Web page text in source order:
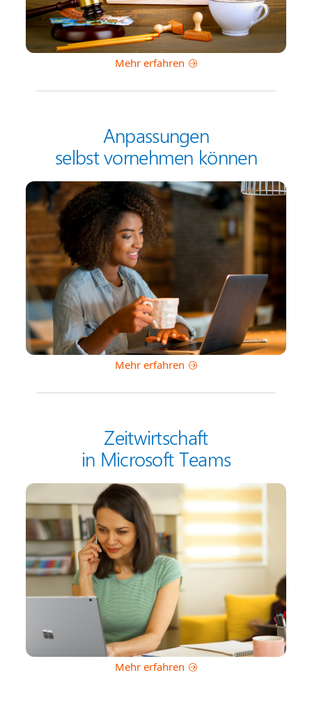
Mehr erfahren
Anpassungen
selbst vornehmen können
Mehr erfahren
Zeitwirtschaft
in Microsoft Teams
Mehr erfahren